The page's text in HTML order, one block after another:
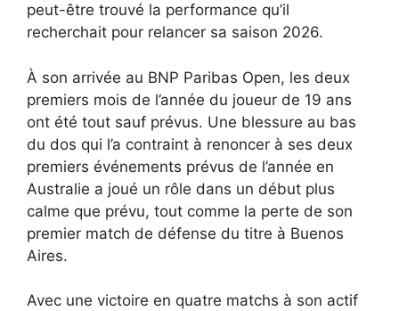
peut-être trouvé la performance qu’il
recherchait pour relancer sa saison 2026.
À son arrivée au BNP Paribas Open, les deux
premiers mois de l’année du joueur de 19 ans
ont été tout sauf prévus. Une blessure au bas
du dos qui l’a contraint à renoncer à ses deux
premiers événements prévus de l’année en
Australie a joué un rôle dans un début plus
calme que prévu, tout comme la perte de son
premier match de défense du titre à Buenos
Aires.
Avec une victoire en quatre matchs à son actif